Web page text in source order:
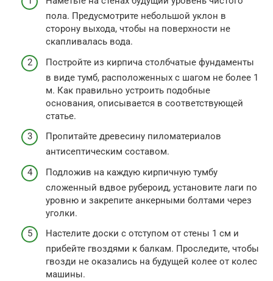
пола. Предусмотрите небольшой уклон в
сторону выхода, чтобы на поверхности не
скапливалась вода.
Постройте из кирпича столбчатые фундаменты
в виде тумб, расположенных с шагом не более 1
м. Как правильно устроить подобные
основания, описывается в соответствующей
статье.
Пропитайте древесину пиломатериалов
антисептическим составом.
Подложив на каждую кирпичную тумбу
сложенный вдвое рубероид, установите лаги по
уровню и закрепите анкерными болтами через
уголки.
Настелите доски с отступом от стены 1 см и
прибейте гвоздями к балкам. Проследите, чтобы
гвозди не оказались на будущей колее от колес
машины.